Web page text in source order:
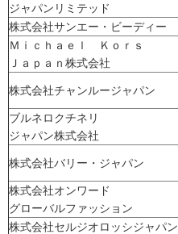
ジャパンリミテッド
株式会社サンエー・ビーディー
Ｍｉｃｈａｅｌ Ｋｏｒｓ
Ｊａｐａｎ株式会社
株式会社チャンルージャパン
ブルネロクチネリ
ジャパン株式会社
株式会社バリー・ジャパン
株式会社オンワード
グローバルファッション
株式会社セルジオロッシジャパン